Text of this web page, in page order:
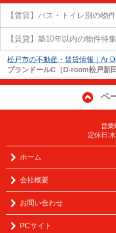
【賃貸】バス・トイレ別の物
【賃貸】築10年以内の物件特集
松戸市の不動産・賃貸情報｜Ar
プランドールC（D-room松戸新
ペ
営業
定休日:
ホーム
会社概要
お問い合わせ
PCサイト